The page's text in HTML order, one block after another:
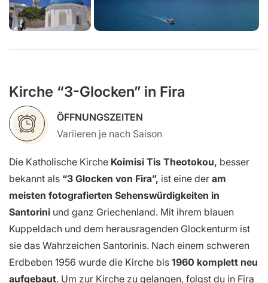
Kirche “3-Glocken” in Fira
ÖFFNUNGSZEITEN
Variieren je nach Saison
Die Katholische Kirche Koimisi Tis Theotokou, besser
bekannt als “3 Glocken von Fira”, ist eine der am
meisten fotografierten Sehenswürdigkeiten in
Santorini und ganz Griechenland. Mit ihrem blauen
Kuppeldach und dem herausragenden Glockenturm ist
sie das Wahrzeichen Santorinis. Nach einem schweren
Erdbeben 1956 wurde die Kirche bis 1960 komplett neu
aufgebaut. Um zur Kirche zu gelangen, folgst du in Fira